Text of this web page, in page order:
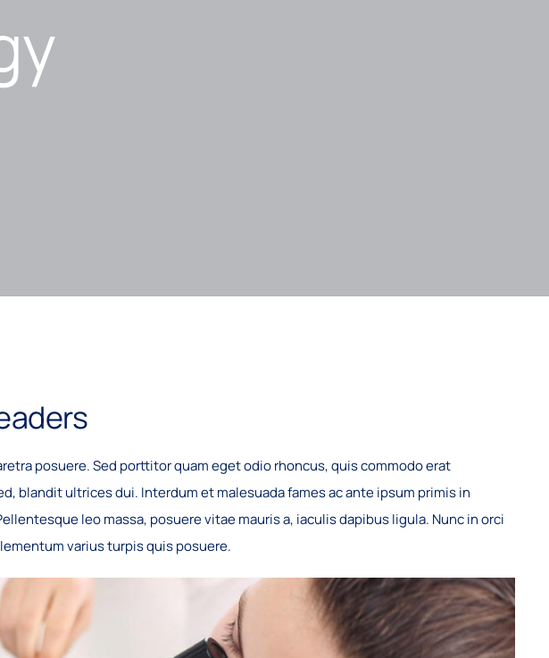
posuere. Sed porttitor quam eget odio rhoncus, quis commodo erat
blandit ultrices dui. Interdum et malesuada fames ac ante ipsum primis in
leo massa, posuere vitae mauris a, iaculis dapibus ligula. Nunc in orci
varius turpis quis posuere.